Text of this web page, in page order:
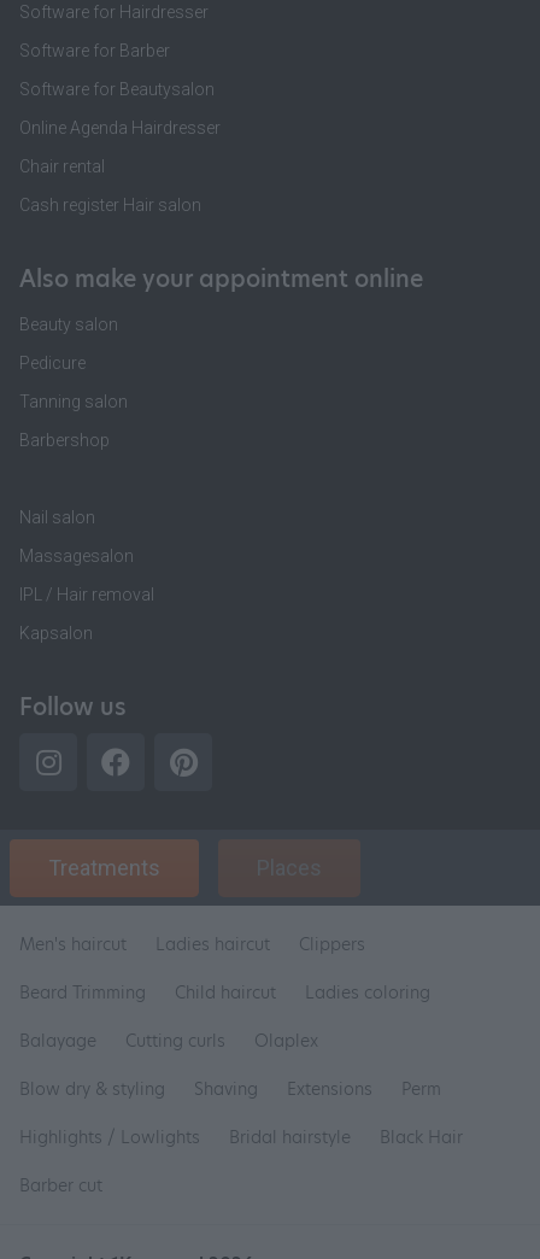
Software for Hairdresser
Software for Barber
Software for Beautysalon
Online Agenda Hairdresser
Chair rental
Cash register Hair salon
Also make your appointment online
Beauty salon
Pedicure
Tanning salon
Barbershop
Nail salon
Massagesalon
IPL / Hair removal
Kapsalon
Follow us
Treatments Places
Men's haircut Ladies haircut
Clippers
Beard Trimming
Child haircut
Ladies coloring
Balayage
Cutting curls
Olaplex
Blow dry & styling
Shaving Extensions
Perm
Highlights / Lowlights
Bridal hairstyle
Black Hair
Barber cut